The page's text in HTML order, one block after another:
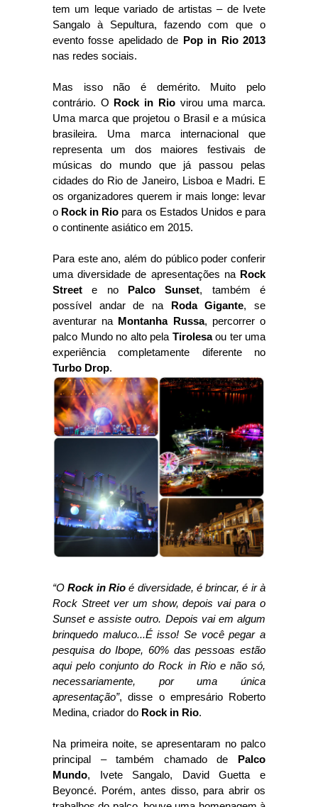
tem um leque variado de artistas – de Ivete
Sangalo à Sepultura, fazendo com que o
evento fosse apelidado de Pop in Rio 2013
nas redes sociais.
Mas isso não é demérito. Muito pelo
contrário. O Rock in Riovirou uma marca.
Uma marca que projetou o Brasil e a música
brasileira. Uma marca internacional que
representa um dos maiores festivais de
músicas do mundo que já passou pelas
cidades do Rio de Janeiro, Lisboa e Madri. E
os organizadores querem ir mais longe: levar
o Rock in Rio para os Estados Unidos e para
o continente asiático em 2015.
Para este ano, além do público poder conferir
uma diversidade de apresentações na Rock
Street e no Palco Sunset, também é
possível andar de na Roda Gigante, se
aventurar na Montanha Russa, percorrer o
palco Mundo no alto pela Tirolesaou ter uma
experiência completamente diferente no
Turbo Drop.
“ORock in Rioé diversidade, é brincar, é ir à
Rock Street ver um show, depois vai para o
Sunset e assiste outro. Depois vai em algum
brinquedo maluco...É isso! Se você pegar a
pesquisa do Ibope, 60% das pessoas estão
aqui pelo conjunto do Rock in Rio e não só,
necessariamente, por uma única
apresentação”, disse o empresário Roberto
Medina, criador do Rock in Rio.
Na primeira noite, se apresentaram no palco
principal – também chamado de Palco
Mundo, Ivete Sangalo, David Guetta e
Beyoncé. Porém, antes disso, para abrir os